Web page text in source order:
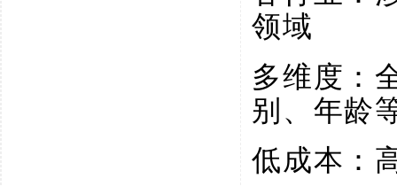
领域
多维度：
别、年龄
低成本：